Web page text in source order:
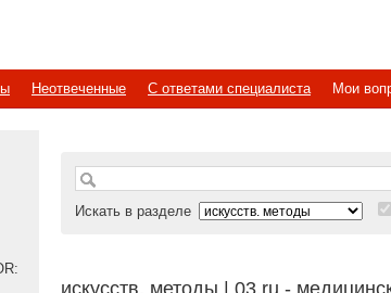
Неотвеченные С ответами специалиста Мои
Искать в разделе
искусств. методы | 03.ru -